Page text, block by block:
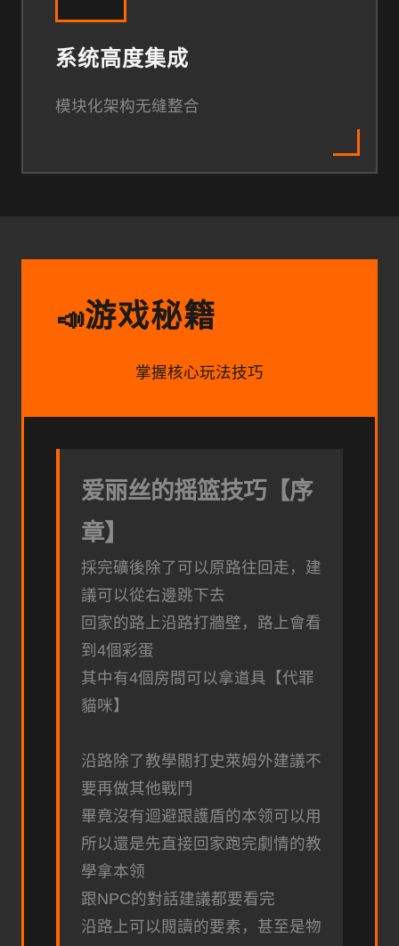
系统高度集成
模块化架构无缝整合
📣游戏秘籍
掌握核心玩法技巧
爱丽丝的摇篮技巧【序
章】
採完礦後除了可以原路往回走，建
議可以從右邊跳下去
回家的路上沿路打牆壁，路上會看
到4個彩蛋
其中有4個房間可以拿道具【代罪
貓咪】
沿路除了教學關打史萊姆外建議不
要再做其他戰鬥
畢竟沒有迴避跟護盾的本领可以用
所以還是先直接回家跑完劇情的教
學拿本领
跟NPC的對話建議都要看完
沿路上可以閱讀的要素，甚至是物